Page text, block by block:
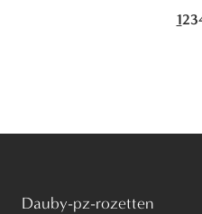
123
Dauby-pz-rozetten